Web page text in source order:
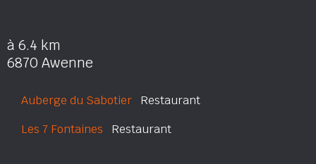
à 6.4 km
6870 Awenne
Auberge du Sabotier Restaurant
Les 7 Fontaines Restaurant